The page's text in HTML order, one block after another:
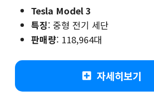
Tesla Model 3
특징: 중형 전기 세단
판매량: 118,964대
자세히보기